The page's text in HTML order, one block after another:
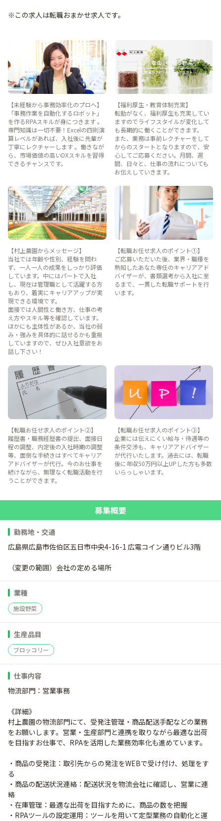
※この求人は転職おまかせ求人です。
【未経験から事務効率化のプロへ】
「事務作業を自動化するロボット」
を作るRPAスキルが身につきます 。
専門知識は一切不要！Excelの四則演
算レベルがあれば、入社後に先輩が
丁寧にレクチャーします 。働きなが
ら、市場価値の高いDXスキルを習得
できるチャンスです。
【福利厚生・教育体制充実】
転勤がなく、福利厚生も充実してい
ますのでライフスタイルが変化して
も長期的に働くことができます。
また、業務は事前レクチャーをして
からのスタートとなりますので、安
心してご応募ください。月間、週
間、日々と、仕事の流れについても
お伝えしていきます。
【村上農園からメッセージ】
当社では年齢や性別、経験を問わ
ず、一人一人の成果をしっかり評価
しています。中にはパートで入社
し、現在は管理職として活躍する方
もおり、着実にキャリアアップが実
現できる環境です。
面接では人間性と働き方、仕事の考
え方やスキル等を確認しています。
ほかにも主体性があるか、当社の弱
み・強みを具体的に話せるかも重視
していますので、ぜひ入社意欲をお
話し下さい！
【転職お任せ求人のポイント①】
ご応募いただいた後、業界・職種を
熟知したあなた専任のキャリアアド
バイザーが、書類選考から入社に至
るまで、一貫した転職サポートを行
います。
【転職お任せ求人のポイント②】
履歴書・職務経歴書の提出、面接日
程の調整、内定後の入社時期の調整
等、面倒な手続きはすべてキャリア
アドバイザーが代行。今のお仕事を
続けながら、無理なく転職活動を行
うことができます。
【転職お任せ求人のポイント③】
企業には伝えにくい給与・待遇等の
条件交渉も、キャリアアドバイザー
が代行いたします。過去には、転職
後に年収50万円以上UPした方も多数
いらっしゃいます。
募集概要
勤務地・交通
広島県広島市佐伯区五日市中央4-16-1 広電コイン通りビル3階
（変更の範囲）会社の定める場所
業種
施設野菜
生産品目
ブロッコリー
仕事内容
物流部門：営業事務
《詳細》
村上農園の物流部門にて、受発注管理・商品配送手配などの業務
をお願いします。営業・生産部門と連携を取りながら最適な出荷
を目指すお仕事で、RPAを活用した業務効率化も進めています。
・商品の受発注：取引先からの発注をWEBで受け付け、処理をす
る
・商品の配送状況連絡：配送状況を物流会社に確認し、営業に連
絡
・在庫管理：最適な出荷を目指すために、商品の数を把握
・RPAツールの設定運用：ツールを用いて定型業務の自動化と運